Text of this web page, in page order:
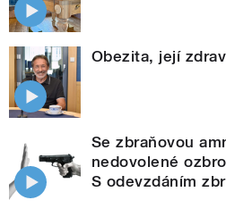
Obezita, její
Se zbraňovou
nedovolené
S odevzdáním